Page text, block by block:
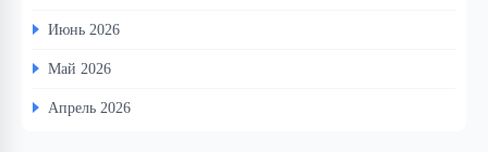
Июнь 2026
Май 2026
Апрель 2026